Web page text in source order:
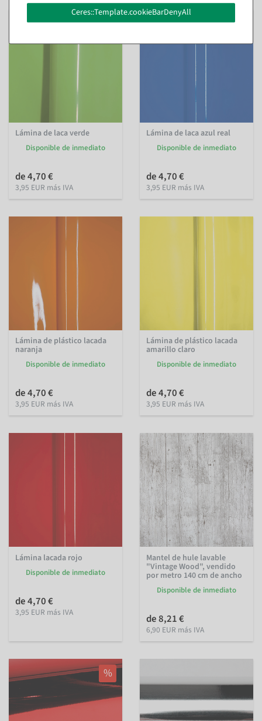
Lámina de laca verde
Disponible de inmediato
de 4,70 €
3,95 EUR más IVA
Lámina de laca azul real
Disponible de inmediato
de 4,70 €
3,95 EUR más IVA
Lámina de plástico lacada
naranja
Disponible de inmediato
de 4,70 €
3,95 EUR más IVA
Lámina de plástico lacada
amarillo claro
Disponible de inmediato
de 4,70 €
3,95 EUR más IVA
Lámina lacada rojo
Disponible de inmediato
de 4,70 €
3,95 EUR más IVA
Mantel de hule lavable
"Vintage Wood", vendido
por metro 140 cm de ancho
Disponible de inmediato
de 8,21 €
6,90 EUR más IVA
%
Ceres::Template.cookieBarDenyAll